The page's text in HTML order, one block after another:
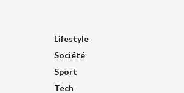
Lifestyle
Société
Sport
Tech